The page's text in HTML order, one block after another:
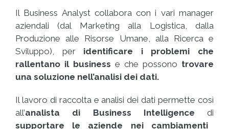
Il Business Analyst collabora con i vari manager
aziendali (dal Marketing alla Logistica, dalla
Produzione alle Risorse Umane, alla Ricerca e
Sviluppo), per identificare i problemi che
rallentano il business e che possono trovare
una soluzione nell’analisi dei dati.
Il lavoro di raccolta e analisi dei dati permette così
all’analista di Business Intelligence di
supportare le aziende nei cambiamenti